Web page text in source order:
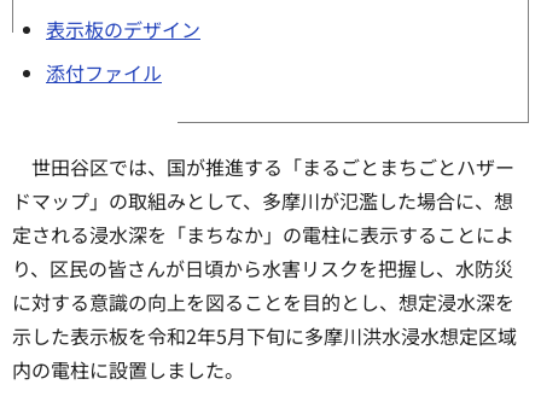
表示板のデザイン
添付ファイル
世田谷区では、国が推進する「まるごとまちごとハザー
ドマップ」の取組みとして、多摩川が氾濫した場合に、想
定される浸水深を「まちなか」の電柱に表示することによ
り、区民の皆さんが日頃から水害リスクを把握し、水防災
に対する意識の向上を図ることを目的とし、想定浸水深を
示した表示板を令和2年5月下旬に多摩川洪水浸水想定区域
内の電柱に設置しました。